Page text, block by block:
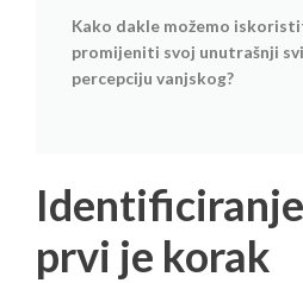
Kako dakle možemo
promijeniti svoj unutrašnji
percepciju vanjskog?
prvi je korak